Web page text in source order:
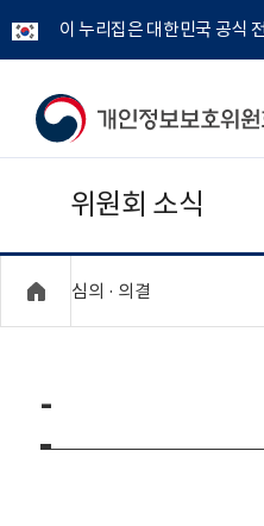
이 누리집은 대한민국 공식
개
보
보
위
위원회 소식
심의 · 의결
-